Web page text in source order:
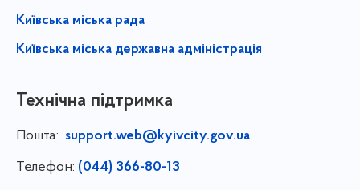
Київська міська рада
Київська міська державна адміністрація
Технічна підтримка
Пошта: support.web@kyivcity.gov.ua
Телефон: (044) 366-80-13